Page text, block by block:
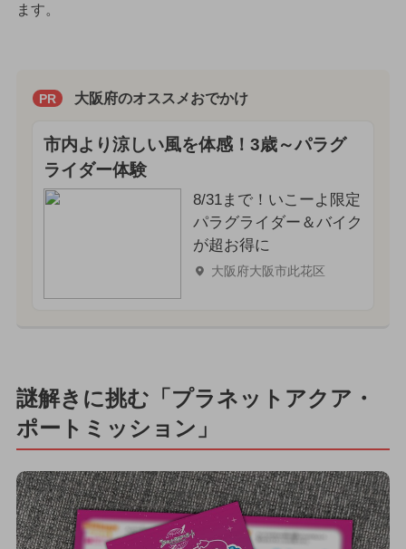
ます。
PR 大阪府のオススメおでかけ
市内より涼しい風を体感！3歳～パラグ
ライダー体験
8/31まで！いこーよ限定
パラグライダー＆バイク
が超お得に
大阪府大阪市此花区
謎解きに挑む「プラネットアクア・
ポートミッション」